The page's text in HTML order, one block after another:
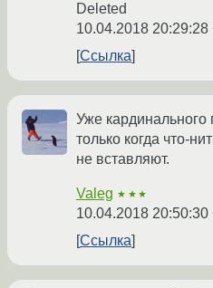
Deleted
10.04.2018 20:29:28
Ссылка
Уже
только когда что-
не вставляют.
Valeg ★★★
10.04.2018 20:50:30
Ссылка